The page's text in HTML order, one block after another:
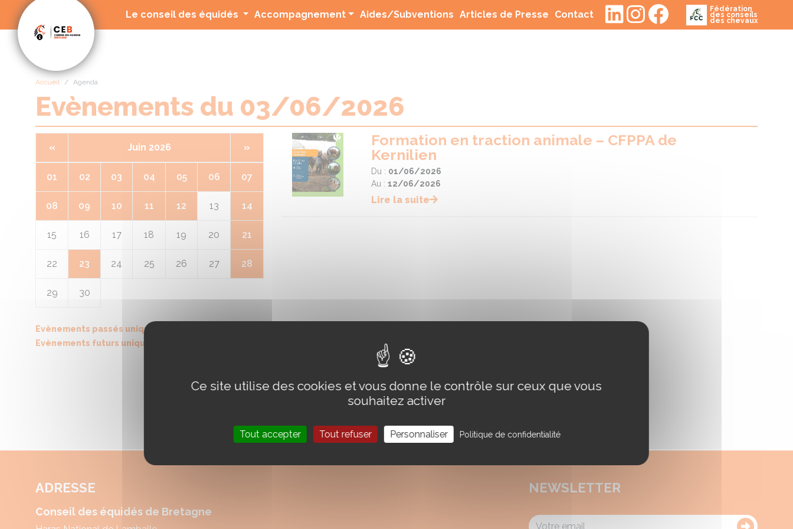
Le conseil des équidés Accompagnement Aides/Subventions (current)
Articles de Presse (current)
Contact(current) Fédération
des conseils
des chevaux
Accueil Agenda
Evènements du 03/06/2026
« Juin 2026 »
01 02 03 04 05 06 07
08 09 10 11 12 13 14
15 16 17 18 19 20 21
22 23 24 25 26 27 28
29 30
Evènements passés uniquement
Evènements futurs uniquement
Formation en traction animale – CFPPA de
Kernilien
Du : 01/06/2026
Au : 12/06/2026
Lire la suite
ADRESSE
Conseil des équidés de Bretagne
NEWSLETTER
Panneau de gestion des cookies
Ce site utilise des cookies et vous donne le contrôle sur ceux que vous
souhaitez activer
Tout accepter Tout refuser Personnaliser Politique de confidentialité